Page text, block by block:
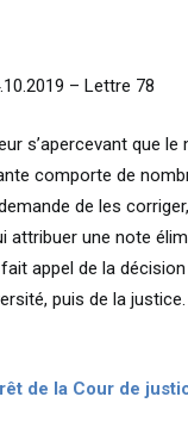
– Lettre 78
s’apercevant que le
comporte de
de les
attribuer une note
fait appel de la
puis de la justice.
de la Cour de